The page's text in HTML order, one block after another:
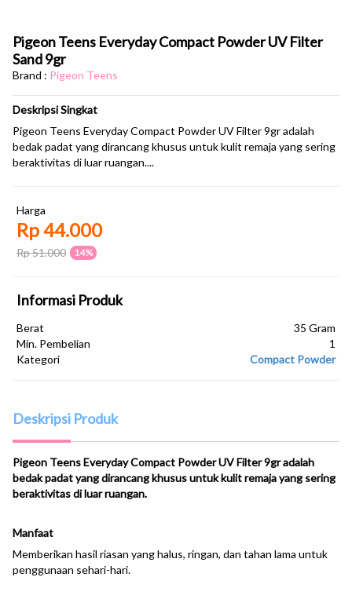
Pigeon Teens Everyday Compact Powder UV Filter
Sand 9gr
Brand : Pigeon Teens
Deskripsi Singkat
Pigeon Teens Everyday Compact Powder UV Filter 9gr adalah
bedak padat yang dirancang khusus untuk kulit remaja yang sering
beraktivitas di luar ruangan....
Harga
Rp 44.000
Rp 51.000 14%
Informasi Produk
Berat
35 Gram
Min. Pembelian
1
Kategori
Compact Powder
Deskripsi Produk
Pigeon Teens Everyday Compact Powder UV Filter 9gr adalah
bedak padat yang dirancang khusus untuk kulit remaja yang sering
beraktivitas di luar ruangan.
Manfaat
Memberikan hasil riasan yang halus, ringan, dan tahan lama untuk
penggunaan sehari-hari.